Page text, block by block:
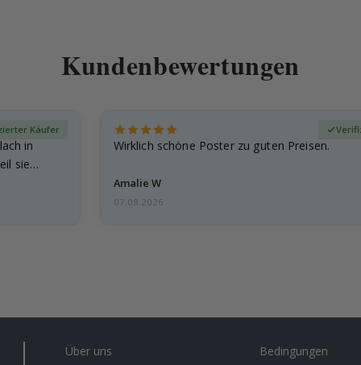
Kundenbewertungen
in
sie…
Käufer
Wirklich schöne Poster zu guten Preisen.
Amalie W
07.08.2026
Über uns
Bedingungen